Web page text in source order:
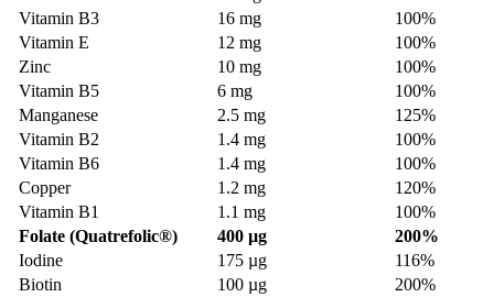
Vitamin B3
16 mg
100%
Vitamin E
12 mg
100%
Zinc
10 mg
100%
Vitamin B5
6 mg
100%
Manganese
2.5 mg
125%
Vitamin B2
1.4 mg
100%
Vitamin B6
1.4 mg
100%
Copper
1.2 mg
120%
Vitamin B1
1.1 mg
100%
Folate (Quatrefolic®)
400 µg
200%
Iodine
175 µg
116%
Biotin
100 µg
200%